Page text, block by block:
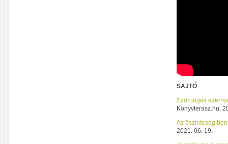
SAJTÓ
Szorongás
Könyvterasz.hu,
Az őszinteség
2021. 06. 19.